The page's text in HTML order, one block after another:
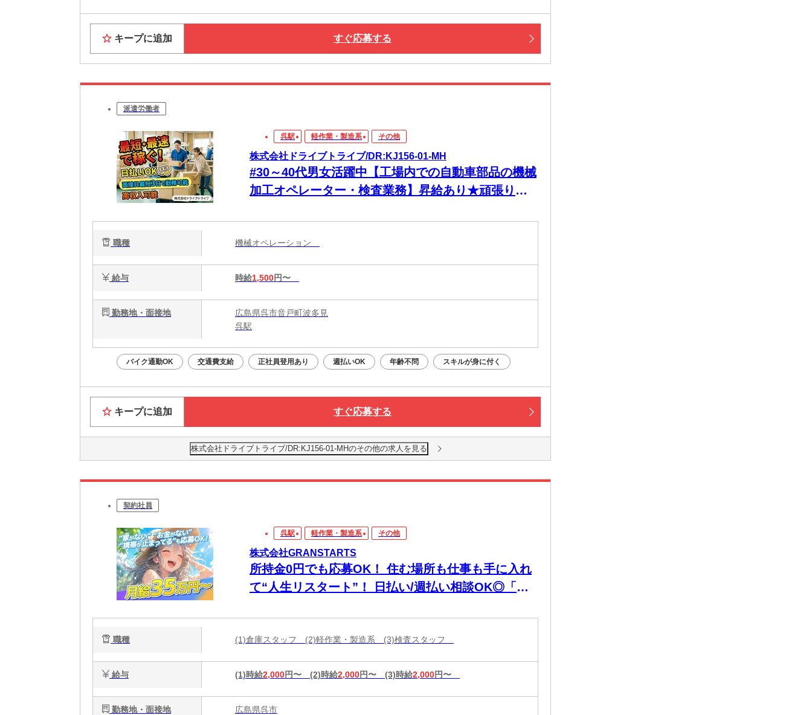
キープに追加 すぐ応募する
派遣労働者
呉駅 軽作業・製造系 その他
株式会社ドライブトライブ/DR:KJ156-01-MH
#30～40代男女活躍中【工場内での自動車部品の機械
加工オペレーター・検査業務】昇給あり★頑張りは
職種 機械オペレーション
給与 時給1,500円〜
勤務地・面接地
広島県呉市音戸町波多見
呉駅
バイク通勤OK 交通費支給 正社員登用あり 週払いOK 年齢不問 スキルが身に付く
キープに追加 すぐ応募する
株式会社ドライブトライブ/DR:KJ156-01-MHのその他の求人を見る
契約社員
呉駅 軽作業・製造系 その他
株式会社GRANSTARTS
所持金0円でも応募OK！ 住む場所も仕事も手に入れ
て“人生リスタート”！ 日払い/週払い相談OK◎「今
職種 (1)倉庫スタッフ (2)軽作業・製造系 (3)検査スタッフ
給与 (1)時給2,000円〜 (2)時給2,000円〜 (3)時給2,000円〜
勤務地・面接地
広島県呉市